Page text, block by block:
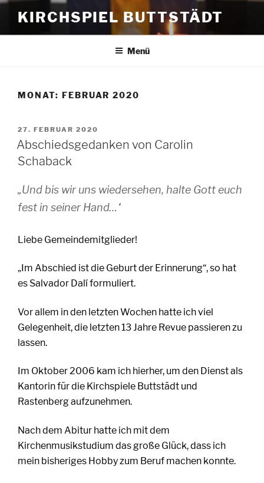
Zum
Inhalt
springen
KIRCHSPIEL BUTTSTÄDT
Menü
MONAT: FEBRUAR 2020
VERÖFFENTLICHT
AM
27. FEBRUAR 2020
Abschiedsgedanken von Carolin
Schaback
„Und bis wir uns wiedersehen, halte Gott euch
fest in seiner Hand…“
Liebe Gemeindemitglieder!
„ Im Abschied ist die Geburt der Erinnerung“, so hat
es Salvador Dalí formuliert.
Vor allem in den letzten Wochen hatte ich viel
Gelegenheit, die letzten 13 Jahre Revue passieren zu
lassen.
Im Oktober 2006 kam ich hierher, um den Dienst als
Kantorin für die Kirchspiele Buttstädt und
Rastenberg aufzunehmen.
Nach dem Abitur hatte ich mit dem
Kirchenmusikstudium das große Glück, dass ich
mein bisheriges Hobby zum Beruf machen konnte.